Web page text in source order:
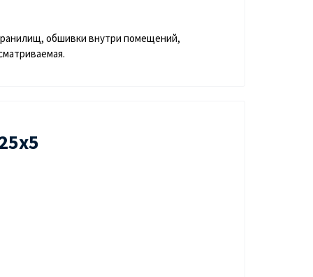
обшивки внутри помещений,